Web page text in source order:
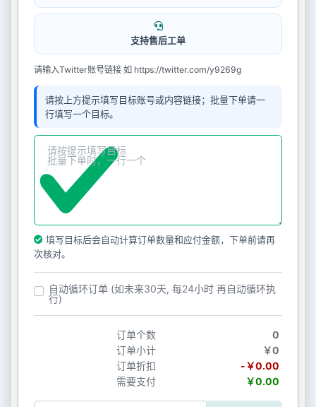
支持售后工单
请输入Twitter账号链接 如 https://twitter.com/y9269g
请按上方提示填写目标账号或内容链接；批量下单请一
行填写一个目标。
填写目标后会自动计算订单数量和应付金额，下单前请再
次核对。
自动循环订单 (如未来30天, 每24小时 再自动循环执
行)
订单个数
0
订单小计
￥0
订单折扣
-￥0.00
需要支付
￥0.00